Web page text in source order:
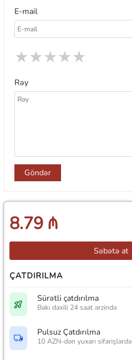
E-mail
★
★
★
★
★
Rəy
Göndər
8.79 ₼
Səbətə at
ÇATDIRILMA
Sürətli çatdırılma
Bakı daxili 24 saat ərzində
Pulsuz Çatdırılma
10 AZN-dən yuxarı sifarişlərdə